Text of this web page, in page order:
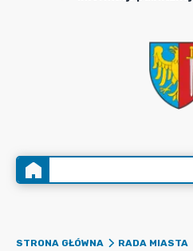
STRONA GŁÓWNA
RADA MIASTA